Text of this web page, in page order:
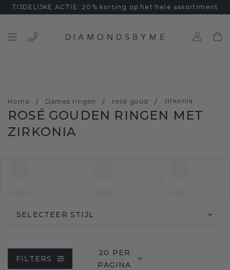
TIJDELIJKE ACTIE: 20% korting op het hele assortiment
Home / Dames ringen / rosé goud / zirkonia
ROSÉ GOUDEN RINGEN MET
ZIRKONIA
SELECTEER STIJL
FILTERS
20 PER
PAGINA